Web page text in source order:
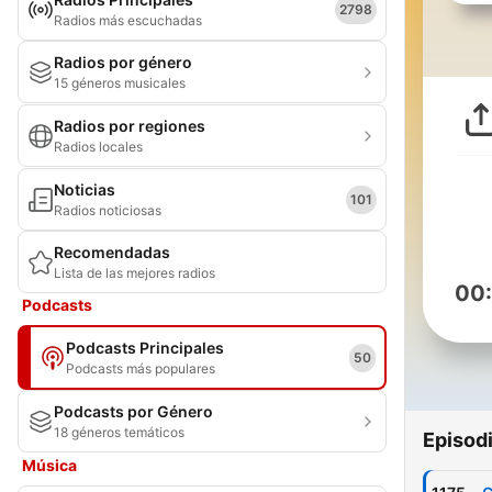
Radios más escuchadas
2798
Radios por género
15 géneros musicales
Radios por regiones
Radios locales
Noticias
Radios noticiosas
101
Recomendadas
Lista de las mejores radios
Podcasts
Podcasts Principales
Podcasts más populares
50
Podcasts por Género
18 géneros temáticos
Música